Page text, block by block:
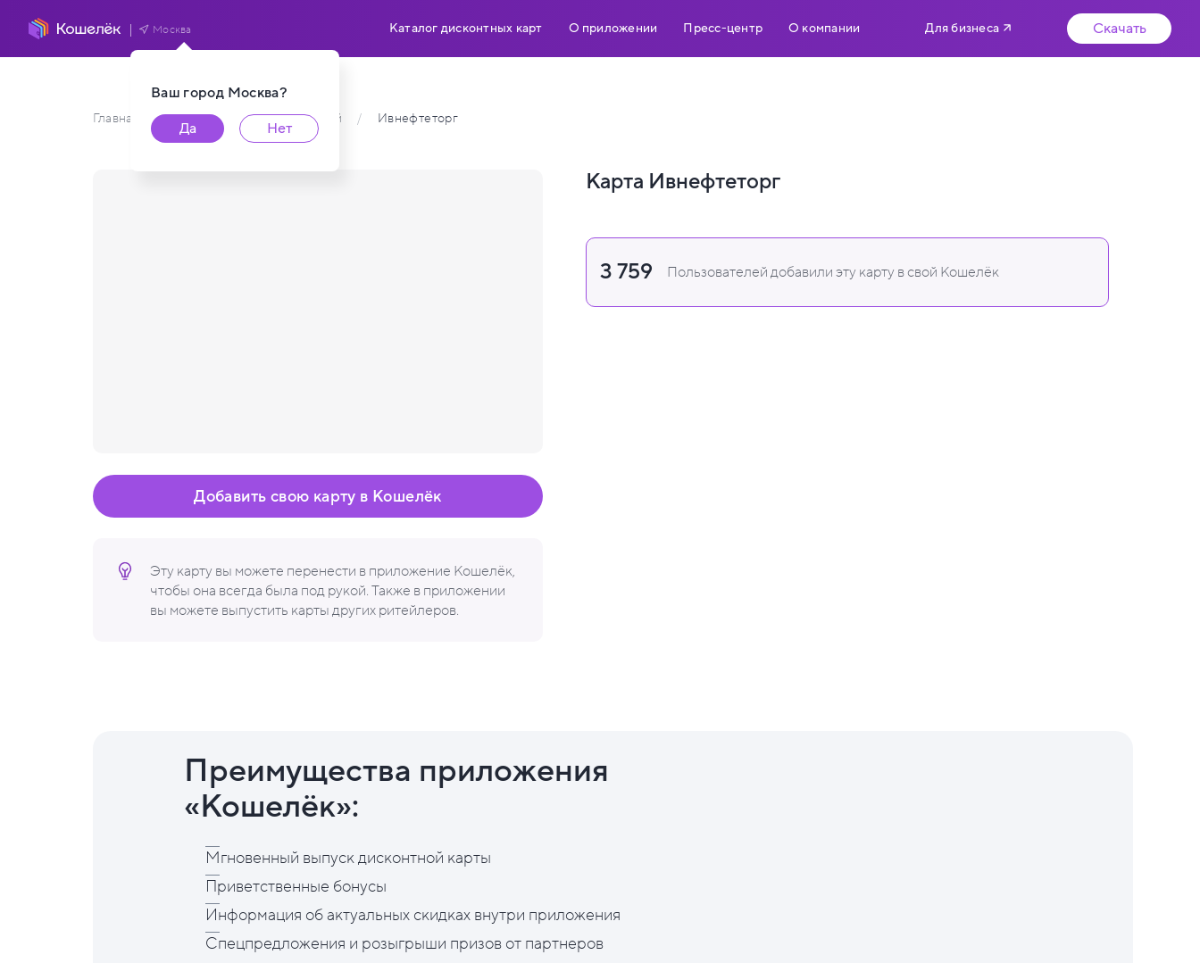
Ваш город Москва?
Да
Нет
Москва Каталог дисконтных карт О приложении Пресс-центр О компании Для бизнеса Скачать
Главная / Каталог карт пользователей / Ивнефтеторг
Эту карту вы можете перенести в приложение Кошелёк,
чтобы она всегда была под рукой. Также в приложении
вы можете выпустить карты других ритейлеров.
Добавить свою карту в Кошелёк
Карта Ивнефтеторг
3 759 Пользователей добавили эту карту в свой Кошелёк
Преимущества приложения
«Кошелёк»:
Мгновенный выпуск дисконтной карты
Приветственные бонусы
Информация об актуальных скидках внутри приложения
Спецпредложения и розыгрыши призов от партнеров